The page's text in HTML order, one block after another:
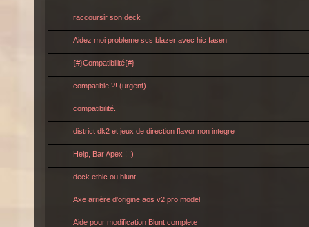
raccoursir son deck
Aidez moi probleme scs blazer avec hic fasen
{#}Compatibilité{#}
compatible ?! (urgent)
compatibilité.
district dk2 et jeux de direction flavor non integre
Help, Bar Apex ! ;)
deck ethic ou blunt
Axe arrière d'origine aos v2 pro model
Aide pour modification Blunt complete